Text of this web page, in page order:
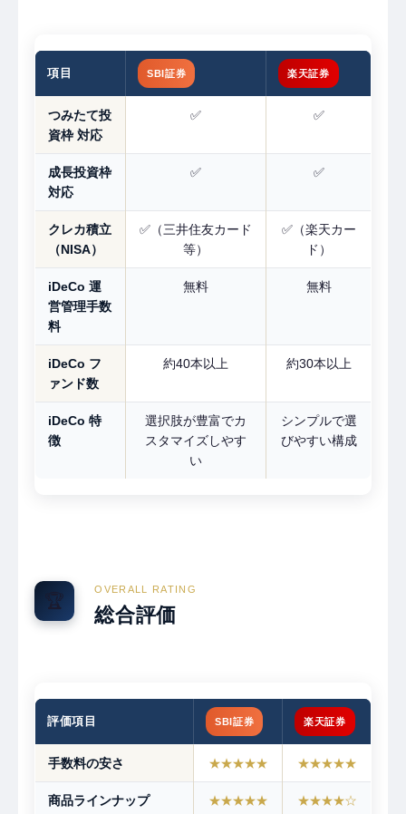
項目 SBI証券 楽天証券
つみたて投
資枠 対応
✅ ✅
成長投資枠
対応
✅ ✅
クレカ積立
（NISA）
✅（三井住友カード
等）
✅（楽天カー
ド）
iDeCo 運
営管理手数
料
無料 無料
iDeCo フ
ァンド数
約40本以上 約30本以上
iDeCo 特
徴
選択肢が豊富でカ
スタマイズしやす
い
シンプルで選
びやすい構成
🏆
OVERALL RATING
総合評価
評価項目 SBI証券 楽天証券
手数料の安さ ★★★★★ ★★★★★
商品ラインナップ ★★★★★ ★★★★☆